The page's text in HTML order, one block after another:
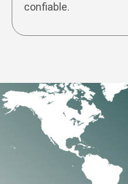
confiable.